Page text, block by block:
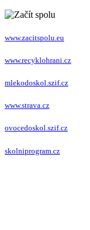
www.zacitspolu.eu
www.recyklohrani.cz
mlekodoskol.szif.cz
www.strava.cz
ovocedoskol.szif.cz
skolniprogram.cz